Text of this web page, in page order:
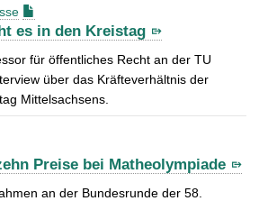
es in den Kreistag
für öffentliches Recht an der TU
über das Kräfteverhältnis der
Mittelsachsens.
Preise bei Matheolympiade
an der Bundesrunde der 58.